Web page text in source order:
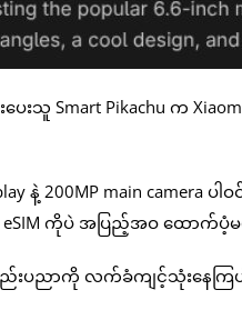
ေးသူ Smart Pikachu က
main camera ပါဝင်
ဘဲ eSIM ကိုပဲ အပြည့်အဝ ထေ
ာကို လက်ခံကျင့်သုံးနေကြပါပ